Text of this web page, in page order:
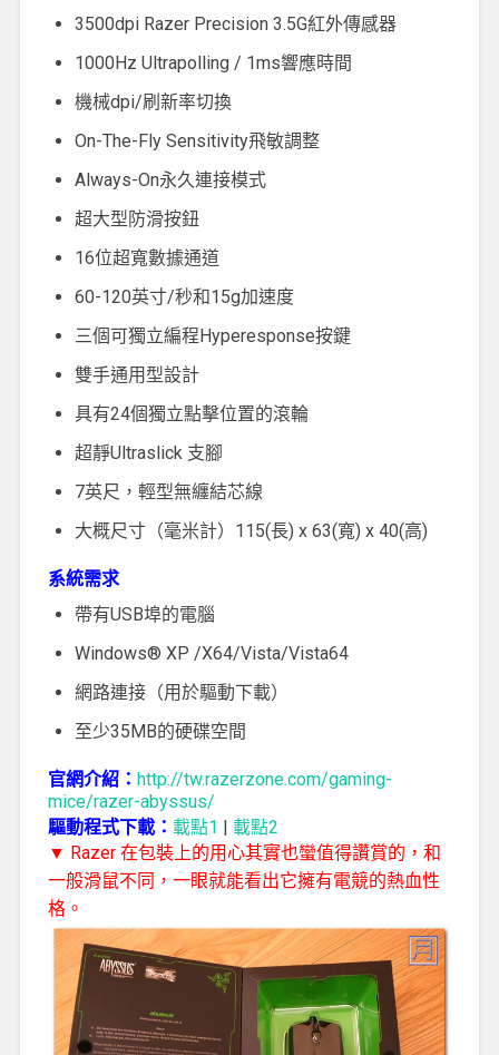
3500dpi Razer Precision 3.5G紅外傳感器
1000Hz Ultrapolling / 1ms響應時間
機械dpi/刷新率切換
On-The-Fly Sensitivity飛敏調整
Always-On永久連接模式
超大型防滑按鈕
16位超寬數據通道
60-120英寸/秒和15g加速度
三個可獨立編程Hyperesponse按鍵
雙手通用型設計
具有24個獨立點擊位置的滾輪
超靜Ultraslick 支腳
7英尺，輕型無纏結芯線
大概尺寸（毫米計）115(長) x 63(寬) x 40(高)
系統需求
帶有USB埠的電腦
Windows® XP /X64/Vista/Vista64
網路連接（用於驅動下載）
至少35MB的硬碟空間
官網介紹： http://tw.razerzone.com/gaming-
mice/razer-abyssus/
驅動程式下載： 載點1 | 載點2
▼ Razer 在包裝上的用心其實也蠻值得讚賞的，和
一般滑鼠不同，一眼就能看出它擁有電競的熱血性
格。